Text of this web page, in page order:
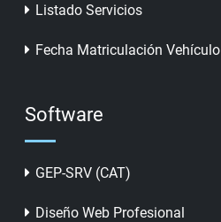
Listado Servicios
Fecha Matriculación Vehículo
Software
GEP-SRV (CAT)
Diseño Web Profesional